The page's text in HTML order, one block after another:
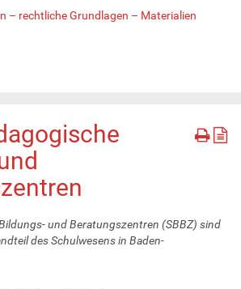
– rechtliche Grundlagen – Materialien
und Beratungszentren (SBBZ) sind
des Schulwesens in Baden-